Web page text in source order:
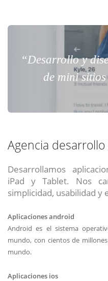
“Desarrollo y
de mini
Agencia
Desarrollamos
iPad y Tablet. Nos
simplicidad, usabilidad y
Aplicaciones android
Android es el sistema
mundo, con cientos de
mundo.
Aplicaciones ios